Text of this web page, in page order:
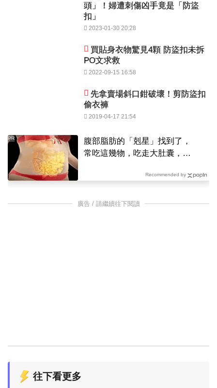
頭」！婦遭刺傷凶手竟是「防盜
扣」
2023-01-30 20:28
買貼身衣物驚見4顆 防盜扣未拆
PO文求救
2022-09-15 16:58
先拿賣場斜口鉗破壞！剪防盜扣
偷衣褲
2019-04-17 21:54
腹部脂肪的「剋星」找到了，
常吃這幾物，吃走大肚囊，瘦
PR
Recommended by
廣告 / 請繼續往下閱讀
往下看更多